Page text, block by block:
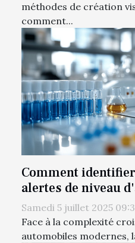
méthodes de création
comment...
Comment
alertes de niveau
Samedi 5 juillet 2025
Face à la complexité
automobiles modernes,